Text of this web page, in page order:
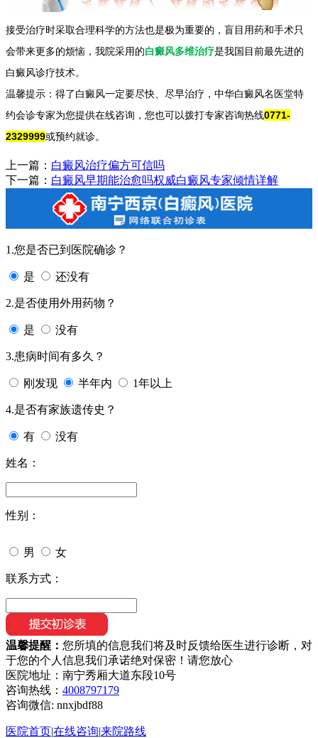
接受治疗时采取合理科学的方法也是极为重要的，盲目用药和手术只
会带来更多的烦恼，我院采用的白癜风多维治疗是我国目前最先进的
白癜风诊疗技术。
温馨提示：得了白癜风一定要尽快、尽早治疗，中华白癜风名医堂特
约会诊专家为您提供在线咨询，您也可以拨打专家咨询热线0771-
2329999或预约就诊。
上一篇： 白癜风治疗偏方可信吗
下一篇： 白癜风早期能治愈吗权威白癜风专家倾情详解
1.您是否已到医院确诊？
是 还没有
2.是否使用外用药物？
是 没有
3.患病时间有多久？
刚发现 半年内 1年以上
4.是否有家族遗传史？
有 没有
姓名：
性别：
男 女
联系方式：
温馨提醒： 您所填的信息我们将及时反馈给医生进行诊断，对
于您的个人信息我们承诺绝对保密！请您放心
医院地址：南宁秀厢大道东段10号
咨询热线： 4008797179
咨询微信: nnxjbdf88
医院首页|在线咨询|来院路线